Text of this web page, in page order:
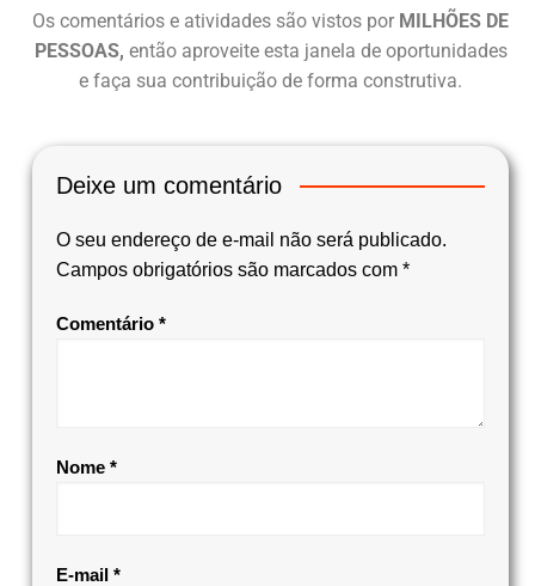
Os comentários e atividades são vistos por MILHÕES DE
PESSOAS, então aproveite esta janela de oportunidades
e faça sua contribuição de forma construtiva.
Deixe um comentário
O seu endereço de e-mail não será publicado.
Campos obrigatórios são marcados com *
Comentário *
Nome *
E-mail *